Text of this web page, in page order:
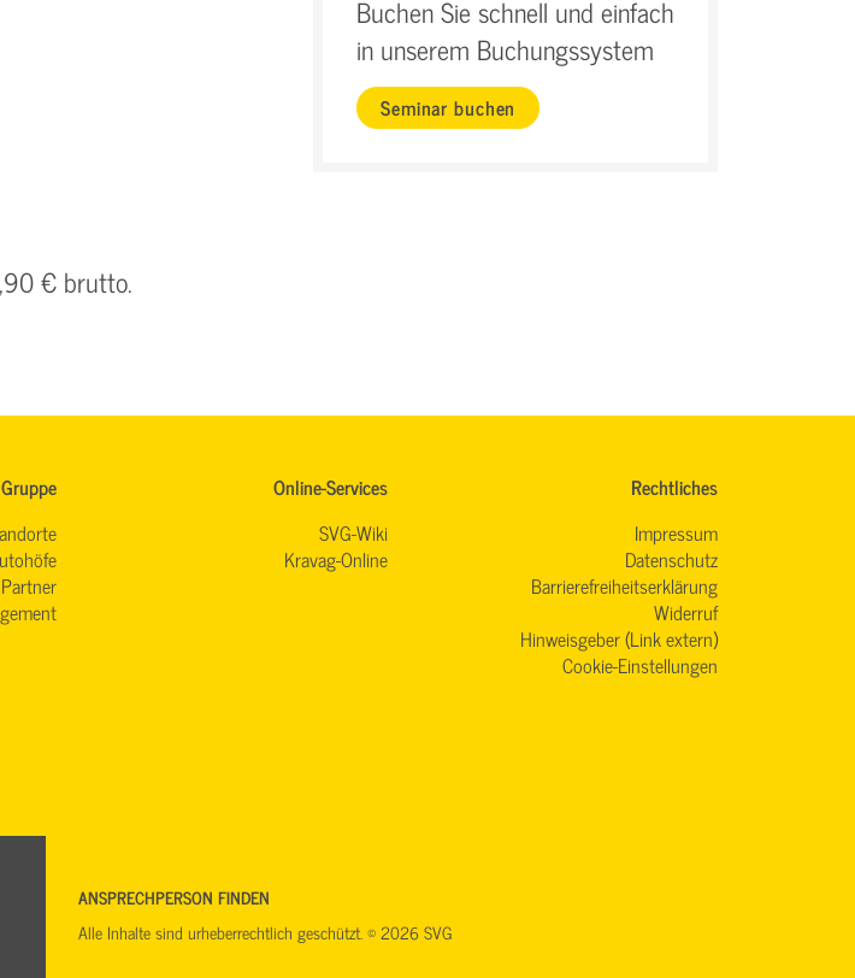
€ brutto.
Buchen Sie schnell und einfach
in unserem Buchungssystem
Seminar buchen
Partner
Online-Services
SVG-Wiki
Kravag-Online
Rechtliches
Impressum
Datenschutz
Barrierefreiheitserklärung
Widerruf
Hinweisgeber (Link extern)
Cookie-Einstellungen
ANSPRECHPERSON FINDEN
Alle Inhalte sind urheberrechtlich geschützt. © 2026 SVG